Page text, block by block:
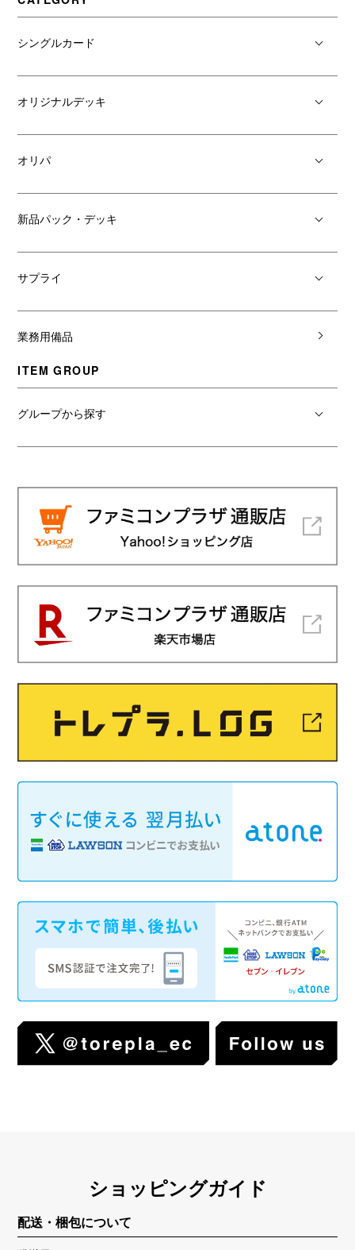
シングルカード
オリジナルデッキ
オリパ
新品パック・デッキ
サプライ
業務用備品
ITEM GROUP
グループから探す
ショッピングガイド
配送・梱包について